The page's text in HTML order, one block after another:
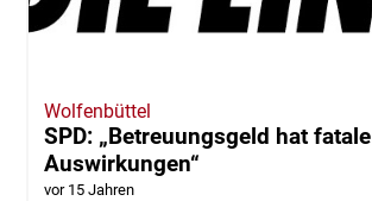
Wolfenbüttel
SPD: „Betreuungsgeld hat fatale
Auswirkungen“
vor 15 Jahren